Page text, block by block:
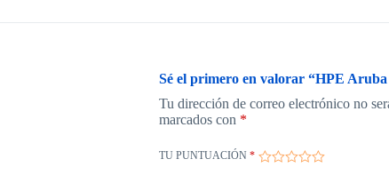
Sé el primero en valorar “HPE
Tu dirección de correo electrónico no
marcados con *
TU PUNTUACIÓN *